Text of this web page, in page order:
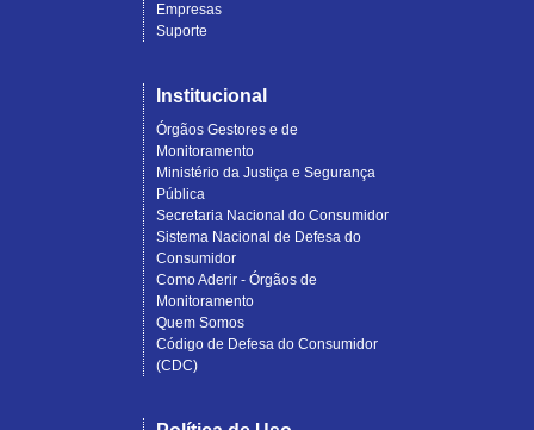
Empresas
Suporte
Institucional
Órgãos Gestores e de
Monitoramento
Ministério da Justiça e Segurança
Pública
Secretaria Nacional do Consumidor
Sistema Nacional de Defesa do
Consumidor
Como Aderir - Órgãos de
Monitoramento
Quem Somos
Código de Defesa do Consumidor
(CDC)